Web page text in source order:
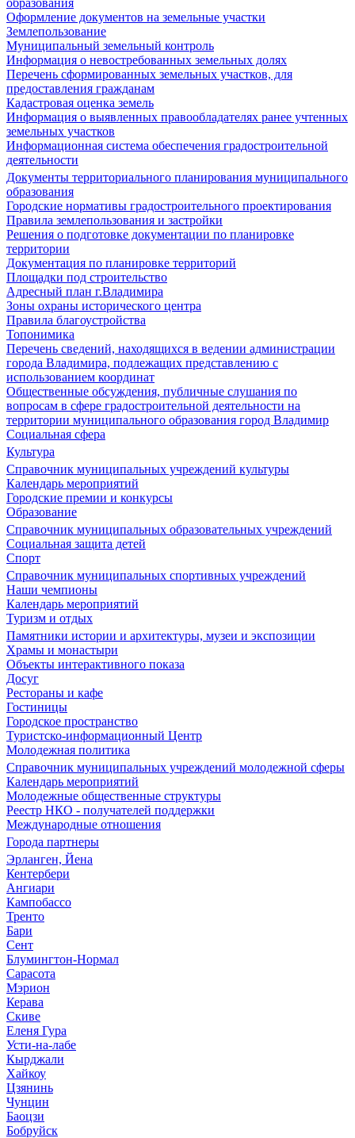
образования
Оформление документов на земельные участки
Землепользование
Муниципальный земельный контроль
Информация о невостребованных земельных долях
Перечень сформированных земельных участков, для
предоставления гражданам
Кадастровая оценка земель
Информация о выявленных правообладателях ранее учтенных
земельных участков
Информационная система обеспечения градостроительной
деятельности
Документы территориального планирования муниципального
образования
Городские нормативы градостроительного проектирования
Правила землепользования и застройки
Решения о подготовке документации по планировке
территории
Документация по планировке территорий
Площадки под строительство
Адресный план г.Владимира
Зоны охраны исторического центра
Правила благоустройства
Топонимика
Перечень сведений, находящихся в ведении администрации
города Владимира, подлежащих представлению с
использованием координат
Общественные обсуждения, публичные слушания по
вопросам в сфере градостроительной деятельности на
территории муниципального образования город Владимир
Социальная сфера
Культура
Справочник муниципальных учреждений культуры
Календарь мероприятий
Городские премии и конкурсы
Образование
Справочник муниципальных образовательных учреждений
Социальная защита детей
Спорт
Справочник муниципальных спортивных учреждений
Наши чемпионы
Календарь мероприятий
Туризм и отдых
Памятники истории и архитектуры, музеи и экспозиции
Храмы и монастыри
Объекты интерактивного показа
Досуг
Рестораны и кафе
Гостиницы
Городское пространство
Туристско-информационный Центр
Молодежная политика
Справочник муниципальных учреждений молодежной сферы
Календарь мероприятий
Молодежные общественные структуры
Реестр НКО - получателей поддержки
Международные отношения
Города партнеры
Эрланген, Йена
Кентербери
Ангиари
Кампобассо
Тренто
Бари
Сент
Блумингтон-Нормал
Сарасота
Мэрион
Керава
Скиве
Еленя Гура
Усти-на-лабе
Кырджали
Хайкоу
Цзянинь
Чунцин
Баоцзи
Бобруйск